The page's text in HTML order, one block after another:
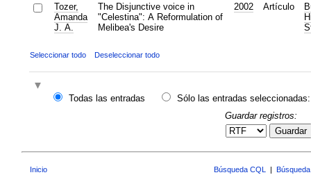
Tozer,
Amanda
J. A.
The Disjunctive voice in
"Celestina": A Reformulation of
Melibea's Desire
2002 Artículo
Seleccionar todo Deseleccionar todo
Todas las entradas
Sólo las entradas seleccionadas:
Guardar registros:
Guardar
Inicio Búsqueda CQL